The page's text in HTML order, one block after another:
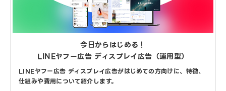
今日からはじめる！
LINEヤフー広告 ディスプレイ広告（運用型）
LINEヤフー広告 ディスプレイ広告がはじめての方向けに、特徴、
仕組みや費用について紹介します。